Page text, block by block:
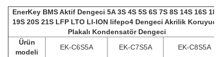
EnerKey BMS Aktif Dengeci 5A 3S 4S 5S 6S 7S 8S 14S 16S 18S
19S 20S 21S LFP LTO LI-ION lifepo4 Dengeci Akrilik Koruyucu
Plakalı Kondensatör Dengeci
Ürün
modeli
EK-C6S5A EK-C7S5A
EK-C8S5A